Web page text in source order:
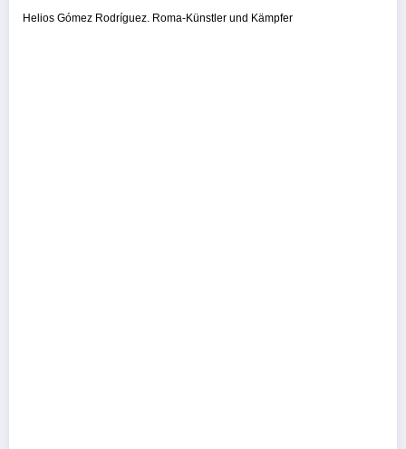
Helios Gómez Rodríguez. Roma-Künstler und Kämpfer